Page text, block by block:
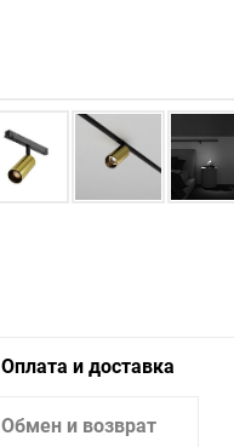
Оплата и доставка
Обмен и возврат